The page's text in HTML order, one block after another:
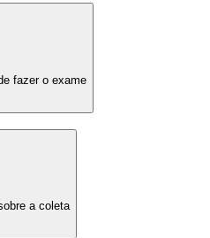
fazer o exame
a coleta